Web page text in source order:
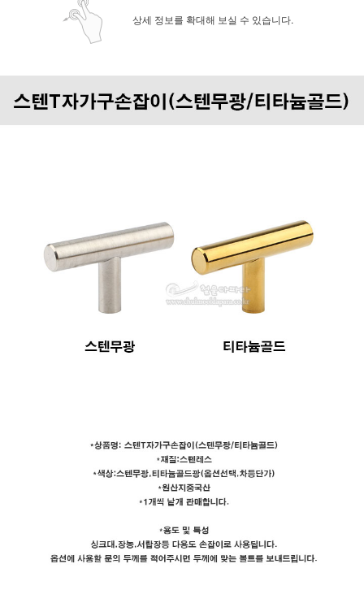
상세 정보를 확대해 보실 수 있습니다.